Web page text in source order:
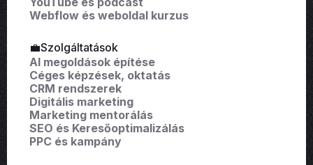
Webflow és weboldal kurzus
💼Szolgáltatások
AI megoldások építése
Céges képzések, oktatás
CRM rendszerek
Digitális marketing
Marketing mentorálás
SEO és Keresőoptimalizálás
PPC és kampány